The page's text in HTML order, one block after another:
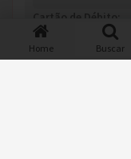
Home Buscar
Cartão de Débito:
Visa ,
Mastercard ,